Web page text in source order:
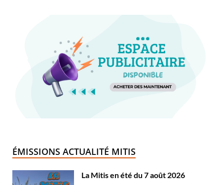
ÉMISSIONS ACTUALITÉ MITIS
La Mitis en été du 7 août 2026